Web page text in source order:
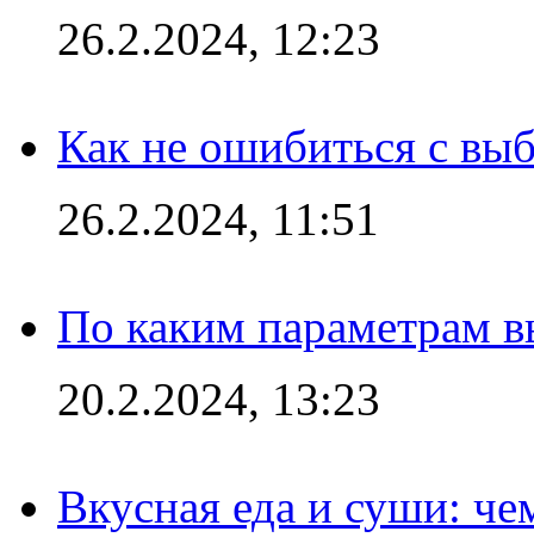
26.2.2024, 12:23
Как не ошибиться с
26.2.2024, 11:51
По каким параметрам
20.2.2024, 13:23
Вкусная еда и суши: